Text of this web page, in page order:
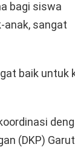
bagi siswa
anak, sangat
baik untuk
(DKP)